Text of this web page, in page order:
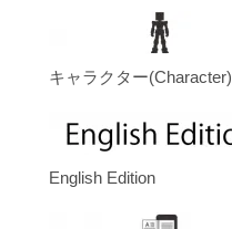
キャラクター(Character)
English Edition